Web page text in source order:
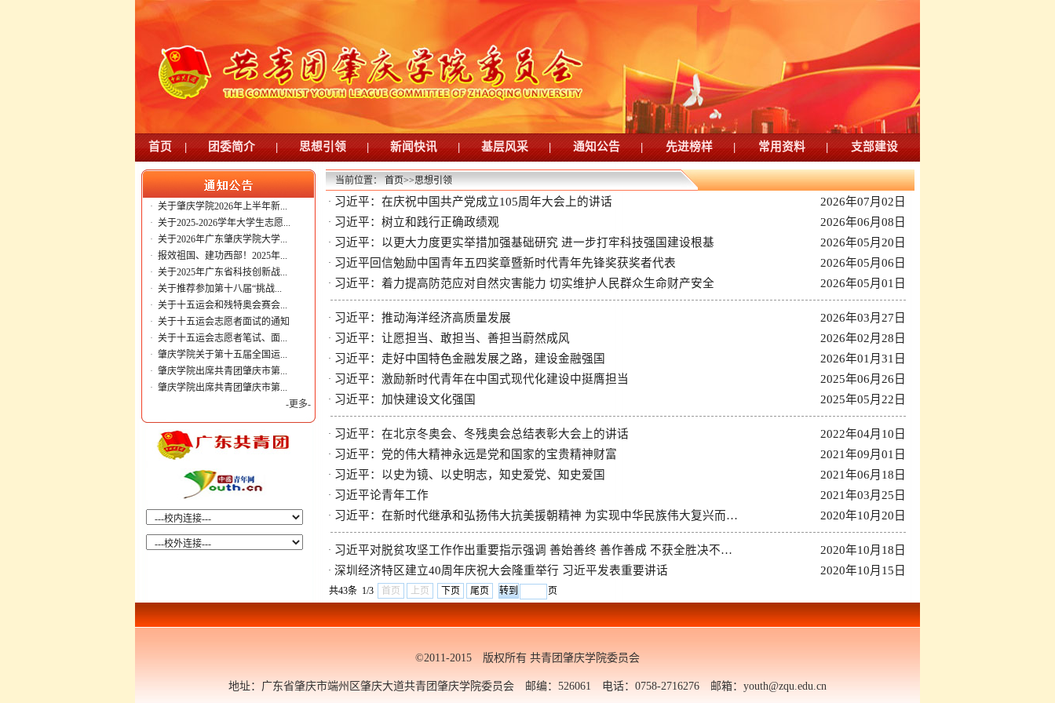
首页 | 团委简介 | 思想引领 | 新闻快讯 | 基层风采 | 通知公告 | 先进榜样 | 常用资料 | 支部建设
· 关于肇庆学院2026年上半年新...
· 关于2025-2026学年大学生志愿...
· 关于2026年广东肇庆学院大学...
· 报效祖国、建功西部！2025年...
· 关于2025年广东省科技创新战...
· 关于推荐参加第十八届“挑战...
· 关于十五运会和残特奥会赛会...
· 关于十五运会志愿者面试的通知
· 关于十五运会志愿者笔试、面...
· 肇庆学院关于第十五届全国运...
· 肇庆学院出席共青团肇庆市第...
· 肇庆学院出席共青团肇庆市第...
-更多-
当前位置：首页>>思想引领
· 习近平：在庆祝中国共产党成立105周年大会上的讲话 2026年07月02日
· 习近平：树立和践行正确政绩观 2026年06月08日
· 习近平：以更大力度更实举措加强基础研究 进一步打牢科技强国建设根基 2026年05月20日
· 习近平回信勉励中国青年五四奖章暨新时代青年先锋奖获奖者代表 2026年05月06日
· 习近平：着力提高防范应对自然灾害能力 切实维护人民群众生命财产安全 2026年05月01日
· 习近平：推动海洋经济高质量发展 2026年03月27日
· 习近平：让愿担当、敢担当、善担当蔚然成风 2026年02月28日
· 习近平：走好中国特色金融发展之路，建设金融强国 2026年01月31日
· 习近平：激励新时代青年在中国式现代化建设中挺膺担当 2025年06月26日
· 习近平：加快建设文化强国 2025年05月22日
· 习近平：在北京冬奥会、冬残奥会总结表彰大会上的讲话 2022年04月10日
· 习近平：党的伟大精神永远是党和国家的宝贵精神财富 2021年09月01日
· 习近平：以史为镜、以史明志，知史爱党、知史爱国 2021年06月18日
· 习近平论青年工作 2021年03月25日
· 习近平：在新时代继承和弘扬伟大抗美援朝精神 为实现中华民族伟大复兴而… 2020年10月20日
· 习近平对脱贫攻坚工作作出重要指示强调 善始善终 善作善成 不获全胜决不… 2020年10月18日
· 深圳经济特区建立40周年庆祝大会隆重举行 习近平发表重要讲话 2020年10月15日
共43条 1/3 首页 上页 下页 尾页 页
©2011-2015 版权所有 共青团肇庆学院委员会
地址：广东省肇庆市端州区肇庆大道共青团肇庆学院委员会 邮编：526061 电话：0758-2716276 邮箱：youth@zqu.edu.cn